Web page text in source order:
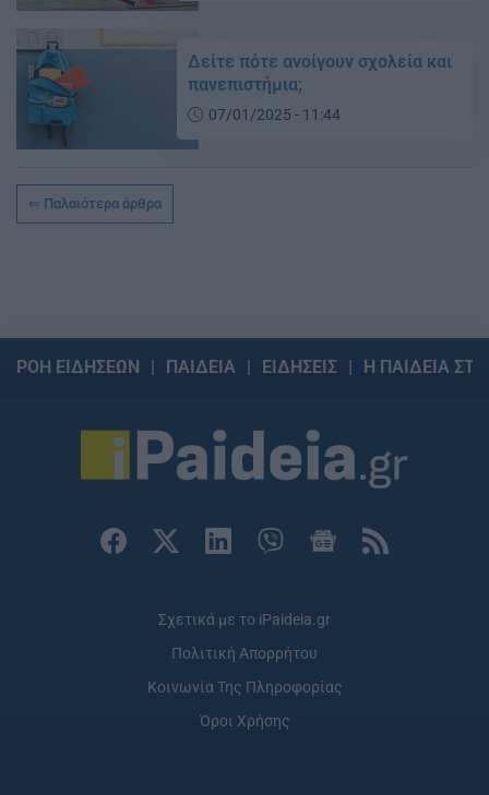
Δείτε πότε ανοίγουν σχολεία και
πανεπιστήμια;
07/01/2025 - 11:44
Παλαιότερα άρθρα
ΡΟΗ ΕΙΔΗΣΕΩΝ ΠΑΙΔΕΙΑ ΕΙΔΗΣΕΙΣ Η ΠΑΙΔΕΙΑ
Σχετικά με το iPaideia.gr
Πολιτική Απορρήτου
Κοινωνία Της Πληροφορίας
Όροι Χρήσης